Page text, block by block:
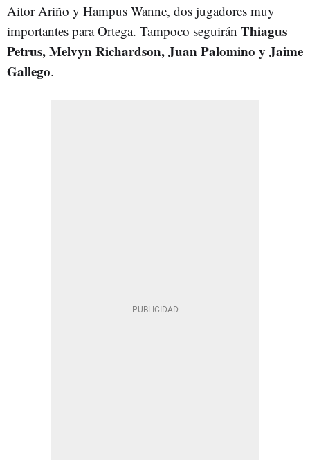
Aitor Ariño y Hampus Wanne, dos jugadores muy
importantes para Ortega. Tampoco seguirán Thiagus
Petrus, Melvyn Richardson, Juan Palomino y Jaime
Gallego.